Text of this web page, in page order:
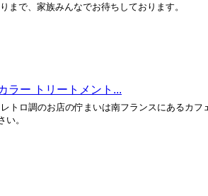
まで、家族みんなでお待ちしております。
ラー トリートメント...
ロ調のお店の佇まいは南フランスにあるカフ
。